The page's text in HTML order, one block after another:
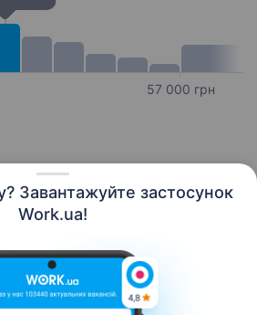
Завантажуйте застосунок
Work.ua!
57 000 грн